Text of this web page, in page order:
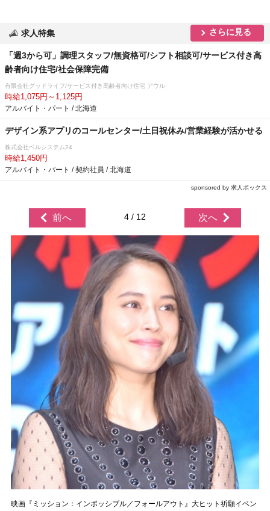
求人特集 さらに見る
「週3から可」調理スタッフ/無資格可/シフト相談可/サービス付き高
齢者向け住宅/社会保障完備
有限会社グッドライフ/サービス付き高齢者向け住宅 アウル
時給1,075円～1,125円
アルバイト・パート / 北海道
デザイン系アプリのコールセンター/土日祝休み/営業経験が活かせる
株式会社ベルシステム24
時給1,450円
アルバイト・パート / 契約社員 / 北海道
sponsored by 求人ボックス
前へ 4 / 12 次へ
映画『ミッション：インポッシブル／フォールアウト』大ヒット祈願イベン